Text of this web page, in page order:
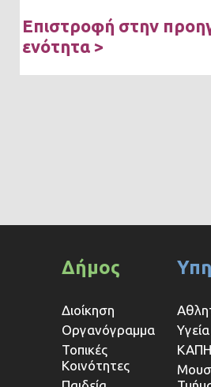
Επιστροφή στην
ενότητα >
Δήμος
Διοίκηση
Οργανόγραμμα
Τοπικές
Κοινότητες
Υγεία
ΚΑΠΗ